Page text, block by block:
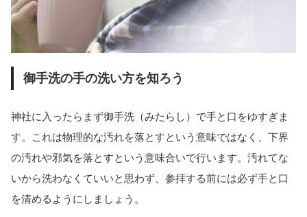
御手洗の手の洗い方を知ろう
神社に入ったらまず御手洗（みたらし）で手と口をゆすぎま
す。これは物理的な汚れを落とすという意味ではなく、下界
の汚れや邪気を落とすという意味合いで行います。汚れてな
いから洗わなくていいと思わず、参拝する前には必ず手と口
を清めるようにしましょう。